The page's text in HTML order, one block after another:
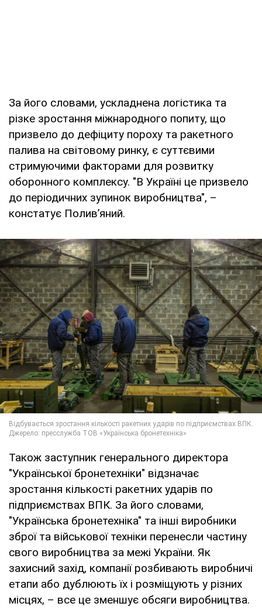
За його словами, ускладнена логістика та
різке зростання міжнародного попиту, що
призвело до дефіциту пороху та ракетного
палива на світовому ринку, є суттєвими
стримуючими факторами для розвитку
оборонного комплексу. "В Україні це призвело
до періодичних зупинок виробництва", –
констатує Полив’яний.
Також заступник генерального директора
"Української бронетехніки" відзначає
зростання кількості ракетних ударів по
підприємствах ВПК. За його словами,
"Українська бронетехніка" та інші виробники
зброї та військової техніки перенесли частину
свого виробництва за межі України. Як
захисний захід, компанії розбивають виробничі
етапи або дублюють їх і розміщують у різних
місцях, – все це зменшує обсяги виробництва.